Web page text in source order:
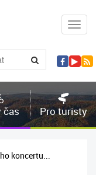
čas Pro turisty
koncertu...